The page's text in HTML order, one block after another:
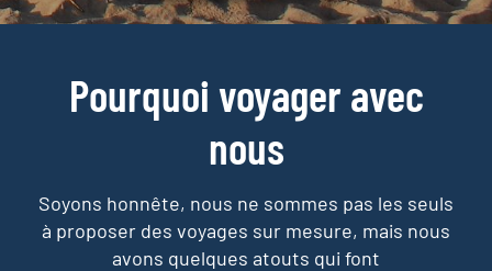
Pourquoi voyager avec
nous
Soyons honnête, nous ne sommes pas les seuls
à proposer des voyages sur mesure, mais nous
avons quelques atouts qui font